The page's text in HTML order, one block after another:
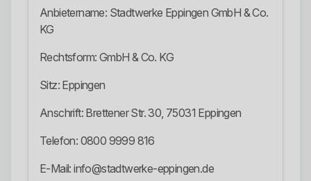
Anbietername: Stadtwerke Eppingen GmbH & Co.
KG
Rechtsform: GmbH & Co. KG
Sitz: Eppingen
Anschrift: Brettener Str. 30, 75031 Eppingen
Telefon: 0800 9999 816
E-Mail: info@stadtwerke-eppingen.de